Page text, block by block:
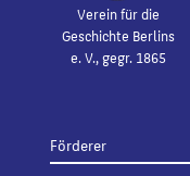
Verein für die
Geschichte Berlins
e. V., gegr. 1865
Förderer